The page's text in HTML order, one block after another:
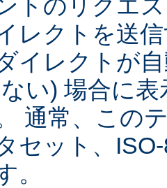
トのリクエ
レクトを送
イレクトが
い) 場合に
通常、この
セット、
。